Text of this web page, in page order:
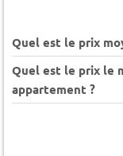
Quel est le prix
Quel est le prix le
appartement ?